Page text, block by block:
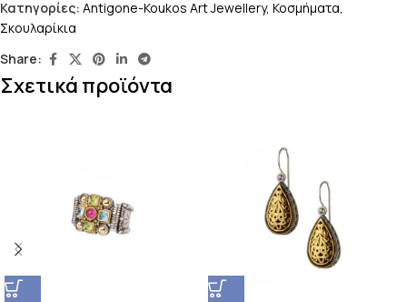
Κατηγορίες: Antigone-Koukos Art Jewellery, Κοσμήματα
Σκουλαρίκια
Share:
Σχετικά προϊόντα